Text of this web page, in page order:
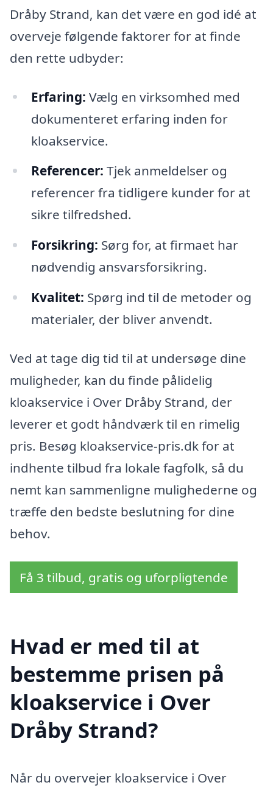
Dråby Strand, kan det være en god idé at
overveje følgende faktorer for at finde
den rette udbyder:
Erfaring: Vælg en virksomhed med
dokumenteret erfaring inden for
kloakservice.
Referencer: Tjek anmeldelser og
referencer fra tidligere kunder for at
sikre tilfredshed.
Forsikring: Sørg for, at firmaet har
nødvendig ansvarsforsikring.
Kvalitet: Spørg ind til de metoder og
materialer, der bliver anvendt.
Ved at tage dig tid til at undersøge dine
muligheder, kan du finde pålidelig
kloakservice i Over Dråby Strand, der
leverer et godt håndværk til en rimelig
pris. Besøg kloakservice-pris.dk for at
indhente tilbud fra lokale fagfolk, så du
nemt kan sammenligne mulighederne og
træffe den bedste beslutning for dine
behov.
Få 3 tilbud, gratis og uforpligtende
Hvad er med til at
bestemme prisen på
kloakservice i Over
Dråby Strand?
Når du overvejer kloakservice i Over